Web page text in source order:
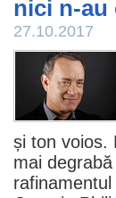
nici n-au
27.10.2017
și ton voios.
mai